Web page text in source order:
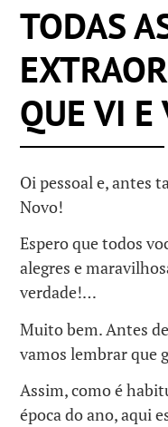
TODAS
QUE VI
Oi pessoal e, antes
Novo!
Espero que todos
alegres e
verdade!…
Muito bem. Antes
vamos lembrar que
Assim, como é
época do ano, aqui